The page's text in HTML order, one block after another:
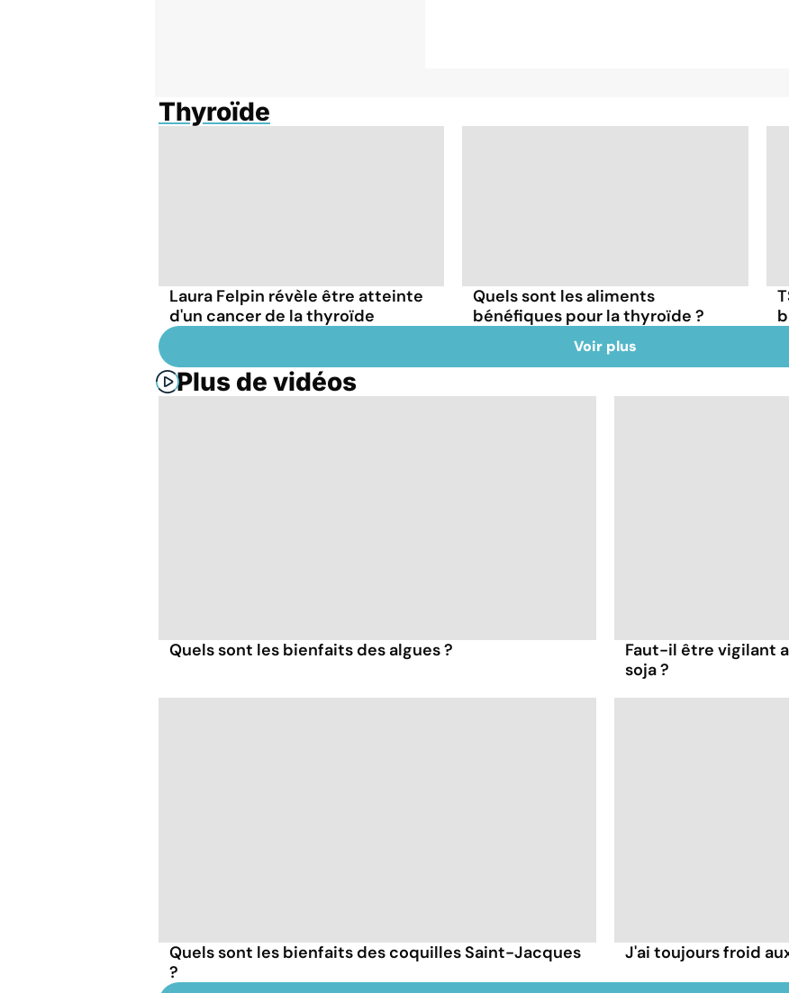
Thyroïde
Laura Felpin révèle être atteinte
d'un cancer de la thyroïde
Quels sont les aliments
bénéfiques pour la thyroïde ?
Voir plus
Plus de vidéos
Quels sont les bienfaits des algues ?
Faut-il être vigilant
soja ?
Quels sont les bienfaits des coquilles Saint-Jacques
?
J'ai toujours froid